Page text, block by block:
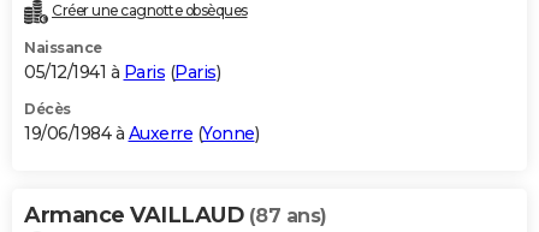
Créer une cagnotte obsèques
Naissance
05/12/1941 à Paris (Paris)
Décès
19/06/1984 à Auxerre (Yonne)
Armance VAILLAUD (87 ans)